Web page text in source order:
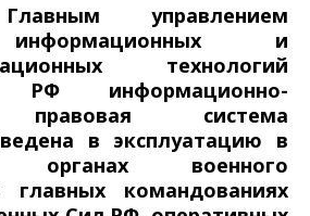
управлением
и
технологий
РФ информационно-
правовая система
в эксплуатацию в
органах военного
главных командованиях